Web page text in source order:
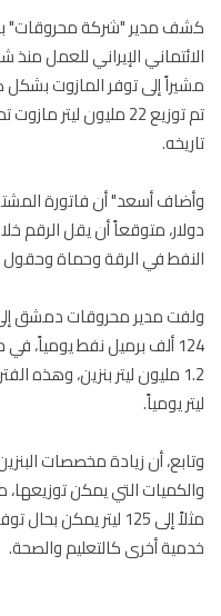
مدير "شركة محروقات"
الإيراني للعمل منذ
إلى توفر المازوت بشكل كبير
تم توزيع 22 مليون ليتر
متوقعاً أن يقل الرقم خلال
في الرقة وحماة وحقول تدمر
مدير محروقات دمشق إلى أن
124 ألف برميل نفط يومياً، في
يومياً.
أن زيادة مخصصات البنزين
التي يمكن توزيعها،
مثلاً إلى 125 ليتر يمكن بحال
أخرى كالتعليم والصحة.